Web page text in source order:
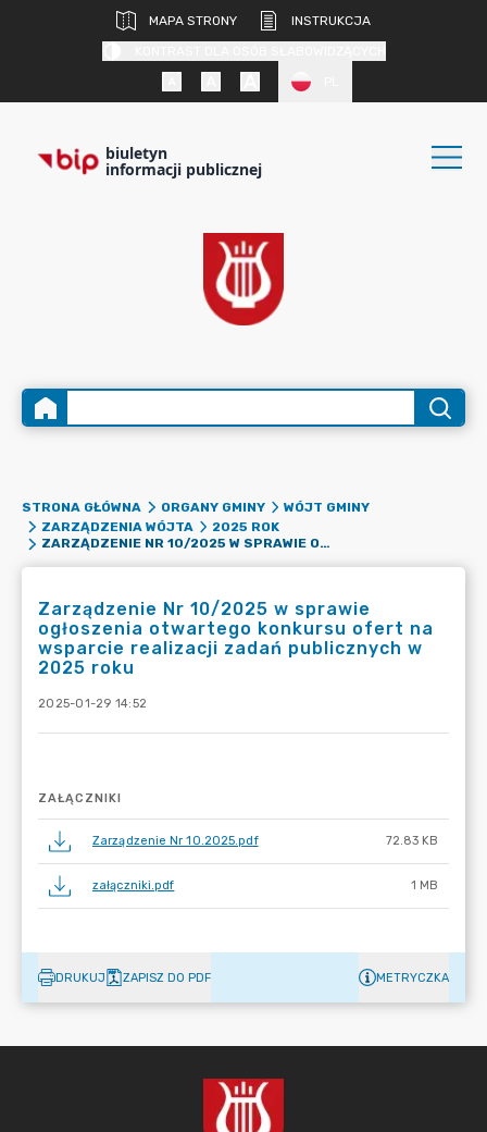
MAPA STRONY
INSTRUKCJA
biuletyn
informacji publicznej
STRONA GŁÓWNA ORGANY GMINY
WÓJT GMINY
ZARZĄDZENIA WÓJTA
2025 ROK
ZARZĄDZENIE NR 10/2025 W SPRAWIE OGŁOSZENIA OTWARTEGO KONKURSU OFERT NA WSPARCIE REALIZACJI ZADAŃ PUBLICZNYCH W 2025 ROKU
Zarządzenie Nr 10/2025 w sprawie
ogłoszenia otwartego konkursu ofert na
wsparcie realizacji zadań publicznych w
2025 roku
2025-01-29 14:52
ZAŁĄCZNIKI
Zarządzenie Nr 10.2025.pdf 72.83 KB
załączniki.pdf 1 MB
DRUKUJ ZAPISZ DO PDF METRYCZKA